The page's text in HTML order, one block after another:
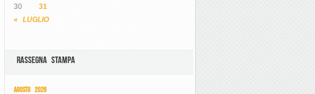
« LUGLIO
30
31
RASSEGNA STAMPA
AGOSTO 2026